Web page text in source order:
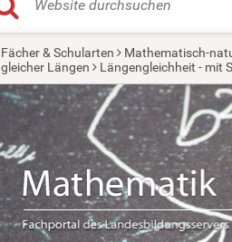
Fächer & Schularten Mathematisch-
gleicher Längen
Längengleichheit - mit